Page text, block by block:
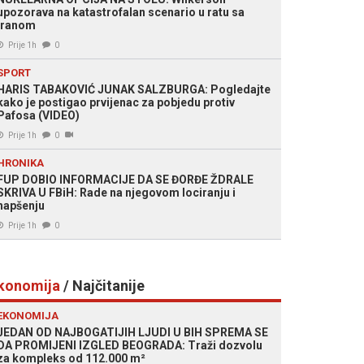
na katastrofalan scenario u ratu sa
Prije 1h 0
TABAKOVIĆ JUNAK SALZBURGA: Pogledajte
je postigao prvijenac za pobjedu protiv
(VIDEO)
Prije 1h 0
DOBIO INFORMACIJE DA SE ĐORĐE ŽDRALE
U FBiH: Rade na njegovom lociranju i
Prije 1h 0
/ Najčitanije
OD NAJBOGATIJIH LJUDI U BIH SPREMA SE
PROMIJENI IZGLED BEOGRADA: Traži dozvolu
kompleks od 112.000 m²